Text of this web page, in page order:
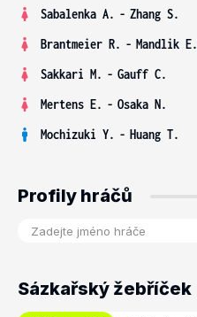
Sabalenka A. - Zhang S.
Brantmeier R. - Mandlik E.
Sakkari M. - Gauff C.
Mertens E. - Osaka N.
Mochizuki Y. - Huang T.
Profily hráčů
Sázkařský žebříček